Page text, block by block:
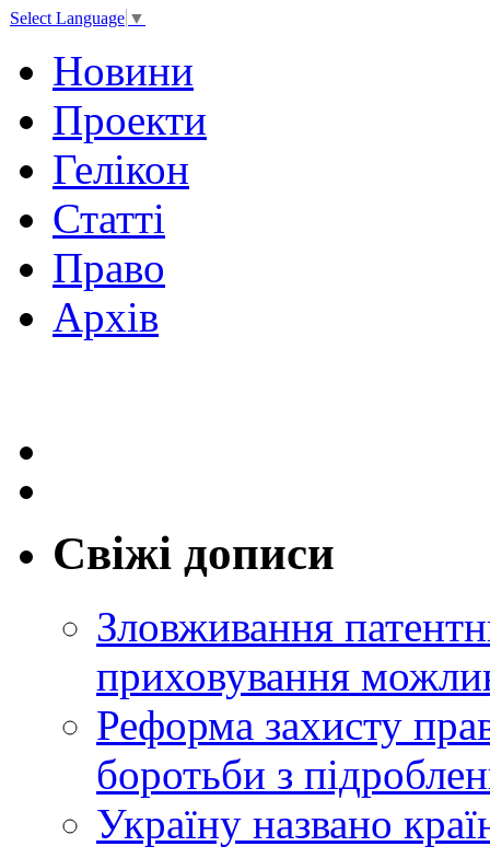
Select Language ▼
Новини
Проекти
Гелікон
Статті
Право
Архів
Свіжі дописи
Зловживання
приховування
Реформа захисту
боротьби з
Україну названо